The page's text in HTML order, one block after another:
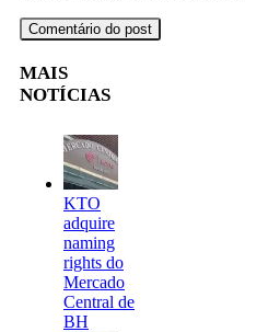
MAIS
NOTÍCIAS
KTO
adquire
naming
rights do
Mercado
Central de
BH